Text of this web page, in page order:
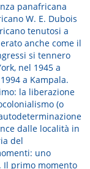
panafricana
W. E. Dubois
tenutosi a
anche come il
si tennero
nel 1945 a
a Kampala.
la liberazione
(o
dalle località in
del
uno
Il primo momento